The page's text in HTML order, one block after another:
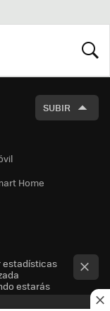
SUBIR
Home
estadísticas
estarás